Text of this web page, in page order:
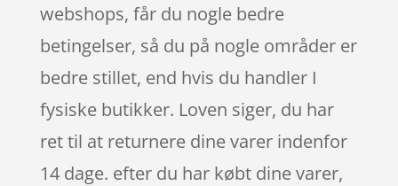
webshops, får du nogle bedre
betingelser, så du på nogle områder er
bedre stillet, end hvis du handler I
fysiske butikker. Loven siger, du har
ret til at returnere dine varer indenfor
14 dage. efter du har købt dine varer,